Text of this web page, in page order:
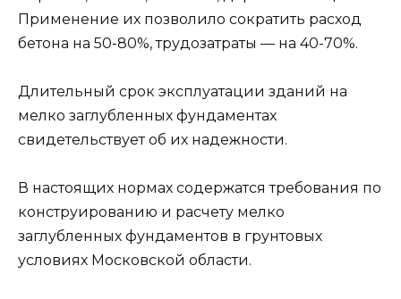
Применение их позволило сократить расход
бетона на 50-80%, трудозатраты — на 40-70%.
Длительный срок эксплуатации зданий на
мелко заглубленных фундаментах
свидетельствует об их надежности.
В настоящих нормах содержатся требования по
конструированию и расчету мелко
заглубленных фундаментов в грунтовых
условиях Московской области.